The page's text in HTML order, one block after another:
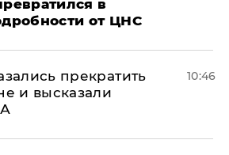
в
от ЦНС
прекратить
и высказали
10:46